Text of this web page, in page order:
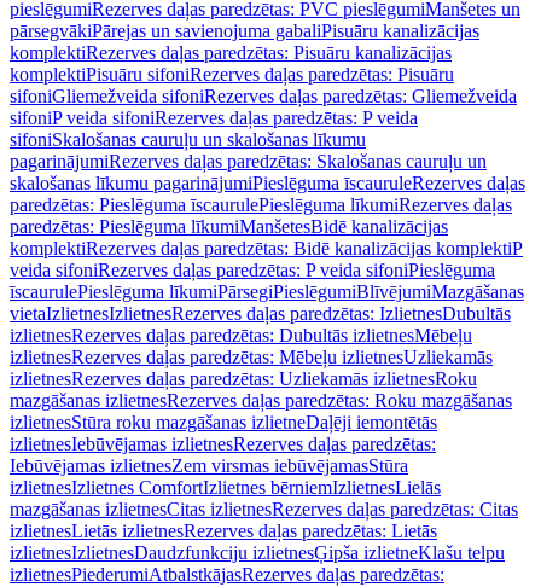
pieslēgumiRezerves daļas paredzētas: PVC pieslēgumiManšetes un
pārsegvākiPārejas un savienojuma gabaliPisuāru kanalizācijas
komplektiRezerves daļas paredzētas: Pisuāru kanalizācijas
komplektiPisuāru sifoniRezerves daļas paredzētas: Pisuāru
sifoniGliemežveida sifoniRezerves daļas paredzētas: Gliemežveida
sifoniP veida sifoniRezerves daļas paredzētas: P veida
sifoniSkalošanas cauruļu un skalošanas līkumu
pagarinājumiRezerves daļas paredzētas: Skalošanas cauruļu un
skalošanas līkumu pagarinājumiPieslēguma īscauruleRezerves daļas
paredzētas: Pieslēguma īscaurulePieslēguma līkumiRezerves daļas
paredzētas: Pieslēguma līkumiManšetesBidē kanalizācijas
komplektiRezerves daļas paredzētas: Bidē kanalizācijas komplektiP
veida sifoniRezerves daļas paredzētas: P veida sifoniPieslēguma
īscaurulePieslēguma līkumiPārsegiPieslēgumiBlīvējumiMazgāšanas
vietaIzlietnesIzlietnesRezerves daļas paredzētas: IzlietnesDubultās
izlietnesRezerves daļas paredzētas: Dubultās izlietnesMēbeļu
izlietnesRezerves daļas paredzētas: Mēbeļu izlietnesUzliekamās
izlietnesRezerves daļas paredzētas: Uzliekamās izlietnesRoku
mazgāšanas izlietnesRezerves daļas paredzētas: Roku mazgāšanas
izlietnesStūra roku mazgāšanas izlietneDaļēji iemontētās
izlietnesIebūvējamas izlietnesRezerves daļas paredzētas:
Iebūvējamas izlietnesZem virsmas iebūvējamasStūra
izlietnesIzlietnes ComfortIzlietnes bērniemIzlietnesLielās
mazgāšanas izlietnesCitas izlietnesRezerves daļas paredzētas: Citas
izlietnesLietās izlietnesRezerves daļas paredzētas: Lietās
izlietnesIzlietnesDaudzfunkciju izlietnesĢipša izlietneKlašu telpu
izlietnesPiederumiAtbalstkājasRezerves daļas paredzētas: